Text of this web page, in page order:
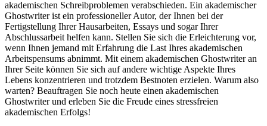
akademischen Schreibproblemen verabschieden. Ein akademischer
Ghostwriter ist ein professioneller Autor, der Ihnen bei der
Fertigstellung Ihrer Hausarbeiten, Essays und sogar Ihrer
Abschlussarbeit helfen kann. Stellen Sie sich die Erleichterung vor,
wenn Ihnen jemand mit Erfahrung die Last Ihres akademischen
Arbeitspensums abnimmt. Mit einem akademischen Ghostwriter an
Ihrer Seite können Sie sich auf andere wichtige Aspekte Ihres
Lebens konzentrieren und trotzdem Bestnoten erzielen. Warum also
warten? Beauftragen Sie noch heute einen akademischen
Ghostwriter und erleben Sie die Freude eines stressfreien
akademischen Erfolgs!